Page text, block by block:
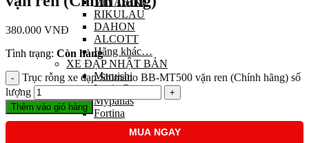
RIKULAU
DAHON
ALCOTT
Hãng khác…
XE ĐẠP NHẬT BẢN
Maruishi
Louis Garneau
Mypallas
Fortina
380.000 VNĐ
Tình trạng: Còn hàng
Trục rỗng xe đạp Shimano BB-MT500 vặn ren (Chính hãng) số
lượng
Thêm vào giỏ hàng
MUA NGAY